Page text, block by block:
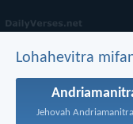
Lohahevitra